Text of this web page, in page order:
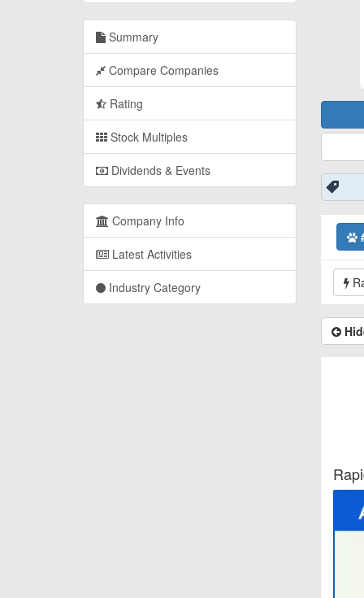
Summary
Compare Companies
Rating
Stock Multiples
Dividends & Events
Company Info
Latest Activities
Industry Category